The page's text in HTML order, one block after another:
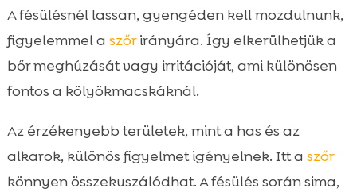
A fésülésnél lassan, gyengéden kell mozdulnunk,
figyelemmel a szőrirányára. Így elkerülhetjük a
bőr meghúzását vagy irritációját, ami különösen
fontos a kölyökmacskáknál.
Az érzékenyebb területek, mint a has és az
alkarok, különös figyelmet igényelnek. Itt a szőr
könnyen összekuszálódhat. A fésülés során sima,